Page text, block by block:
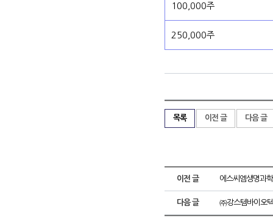
100,000주
250,000주
목록 이전 글 다음 글
이전 글 에스씨엠생명과
다음 글 ㈜강스템바이오